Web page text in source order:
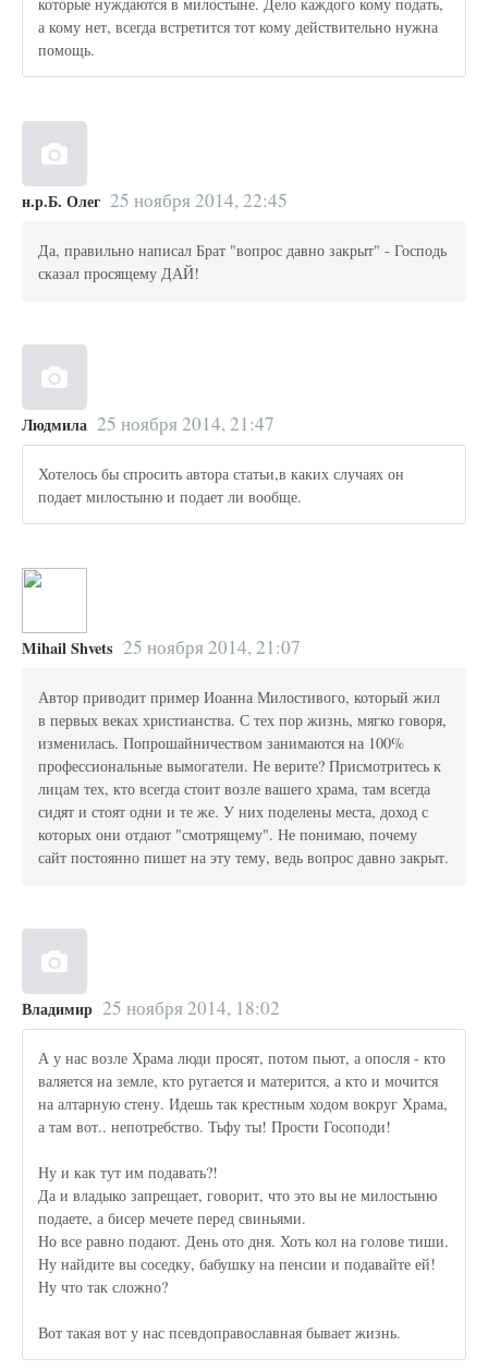
а кому нет, всегда встретится тот кому действительно нужна
помощь.
н.р.Б. Олег 25 ноября 2014, 22:45
Да, правильно написал Брат "вопрос давно закрыт" - Господь
сказал просящему ДАЙ!
Людмила 25 ноября 2014, 21:47
Хотелось бы спросить автора статьи,в каких случаях он
подает милостыню и подает ли вообще.
Mihail Shvets 25 ноября 2014, 21:07
Автор приводит пример Иоанна Милостивого, который жил
в первых веках христианства. С тех пор жизнь, мягко говоря,
изменилась. Попрошайничеством занимаются на 100%
профессиональные вымогатели. Не верите? Присмотритесь к
лицам тех, кто всегда стоит возле вашего храма, там всегда
сидят и стоят одни и те же. У них поделены места, доход с
которых они отдают "смотрящему". Не понимаю, почему
сайт постоянно пишет на эту тему, ведь вопрос давно закрыт.
Владимир 25 ноября 2014, 18:02
А у нас возле Храма люди просят, потом пьют, а опосля - кто
валяется на земле, кто ругается и матерится, а кто и мочится
на алтарную стену. Идешь так крестным ходом вокруг Храма,
а там вот.. непотребство. Тьфу ты! Прости Госоподи!
Ну и как тут им подавать?!
Да и владыко запрещает, говорит, что это вы не милостыню
подаете, а бисер мечете перед свиньями.
Но все равно подают. День ото дня. Хоть кол на голове тиши.
Ну найдите вы соседку, бабушку на пенсии и подавайте ей!
Ну что так сложно?
Вот такая вот у нас псевдоправославная бывает жизнь.